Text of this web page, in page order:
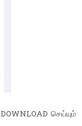
செய்யும்